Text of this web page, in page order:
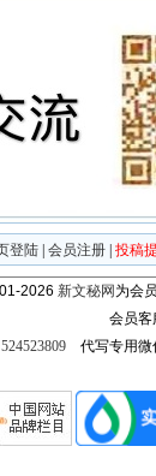
登陆 会员注册 投稿
2026 新文秘网 为会
会员
代写专用微